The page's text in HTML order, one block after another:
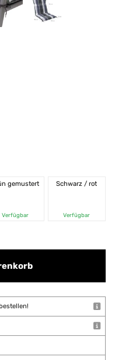
gemustert
Verfügbar
Schwarz / rot
Verfügbar